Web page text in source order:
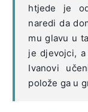
htjede je
naredi da
mu glavu u
je djevojci,
Ivanovi
polože ga u